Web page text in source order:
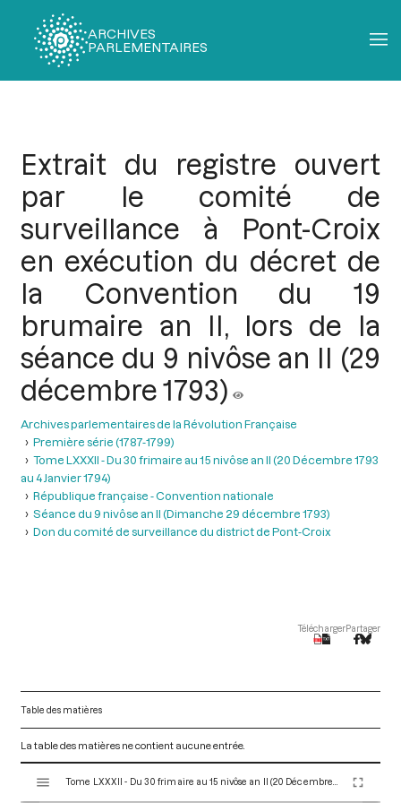
ARCHIVES
PARLEMENTAIRES
Extrait du registre ouvert
par le comité de
surveillance à Pont-Croix
en exécution du décret de
la Convention du 19
brumaire an II, lors de la
séance du 9 nivôse an II (29
décembre 1793)
Archives parlementaires de la Révolution Française
Première série (1787-1799)
Tome LXXXII - Du 30 frimaire au 15 nivôse an II (20 Décembre 1793
au 4 Janvier 1794)
République française - Convention nationale
Séance du 9 nivôse an II (Dimanche 29 décembre 1793)
Don du comité de surveillance du district de Pont-Croix
TéléchargerPartager
Table des matières
La table des matières ne contient aucune entrée.